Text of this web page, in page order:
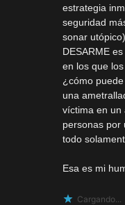
estrategia
seguridad
sonar
DESARME
en los que
¿cómo
una
víctima en un
personas por
todo
Esa es mi
Cargando...